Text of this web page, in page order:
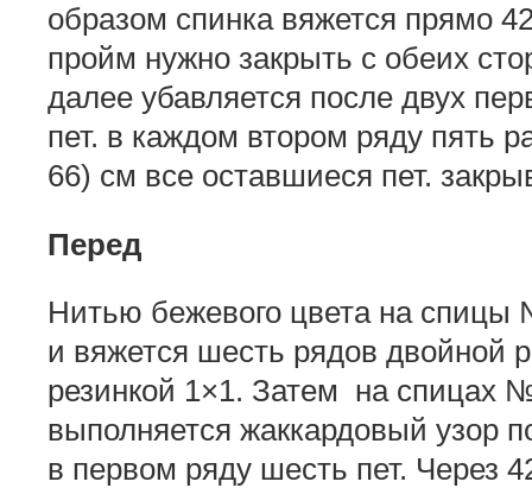
образом спинка вяжется прямо
пройм нужно закрыть с обеих
далее убавляется после двух
пет. в каждом втором ряду пять
66) см все оставшиеся пет.
Перед
Нитью бежевого цвета на спицы
и вяжется шесть рядов двойной
резинкой 1×1. Затем на спицах
выполняется жаккардовый узор
в первом ряду шесть пет. Через